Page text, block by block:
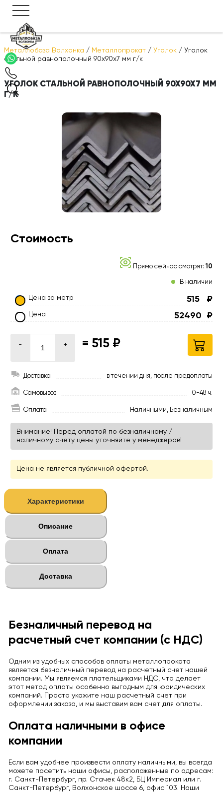
Металлобаза Волхонка / Металлопрокат / Уголок / Уголок
стальной равнополочный 90х90х7 мм г/к
УГОЛОК СТАЛЬНОЙ РАВНОПОЛОЧНЫЙ 90Х90Х7 ММ
Г/К
Стоимость
Прямо сейчас смотрят:10
В наличии
Цена за метр 515 ₽
Цена 52490 ₽
- + = 515 ₽
Доставка в течении дня, после предоплаты
Самовывоз 0-48 ч.
Оплата Наличными, Безналичным
Внимание! Перед оплатой по безналичному /
наличному счету цены уточняйте у менеджеров!
Цена не является публичной офертой.
Характеристики
Описание
Оплата
Доставка
Безналичный перевод на
расчетный счет компании (с НДС)
Одним из удобных способов оплаты металлопроката
является безналичный перевод на расчетный счет нашей
компании. Мы являемся плательщиками НДС, что делает
этот метод оплаты особенно выгодным для юридических
компаний. Просто укажите наш расчетный счет при
оформлении заказа, и мы выставим вам счет для оплаты.
Оплата наличными в офисе
компании
Если вам удобнее произвести оплату наличными, вы всегда
можете посетить наши офисы, расположенные по адресам:
г. Санкт-Петербург, пр. Стачек 48к2, БЦ Империал или г.
Санкт-Петербург, Волхонское шоссе 6, офис 103. Наши